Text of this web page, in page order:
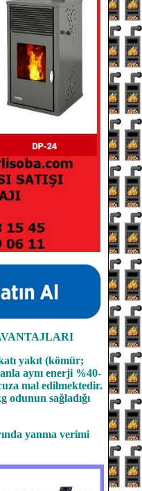
yakıt (kömür;
aynı enerji %40-
mal edilmektedir.
odunun sağladığı
yanma verimi